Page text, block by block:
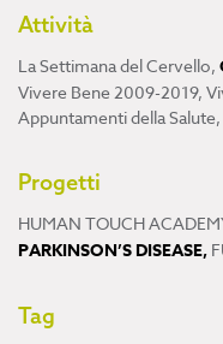
Attività
La Settimana del Cervello,
Vivere Bene 2009-2019,
Appuntamenti della Salute,
Progetti
HUMAN TOUCH
PARKINSON’S DISEASE,
Tag